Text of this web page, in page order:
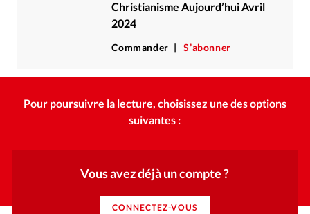
Christianisme Aujourd’hui Avril
2024
Commander S’abonner
Pour poursuivre la lecture, choisissez une des options
suivantes :
Vous avez déjà un compte ?
CONNECTEZ-VOUS